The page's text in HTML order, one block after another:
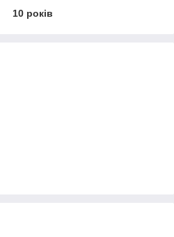
10 років